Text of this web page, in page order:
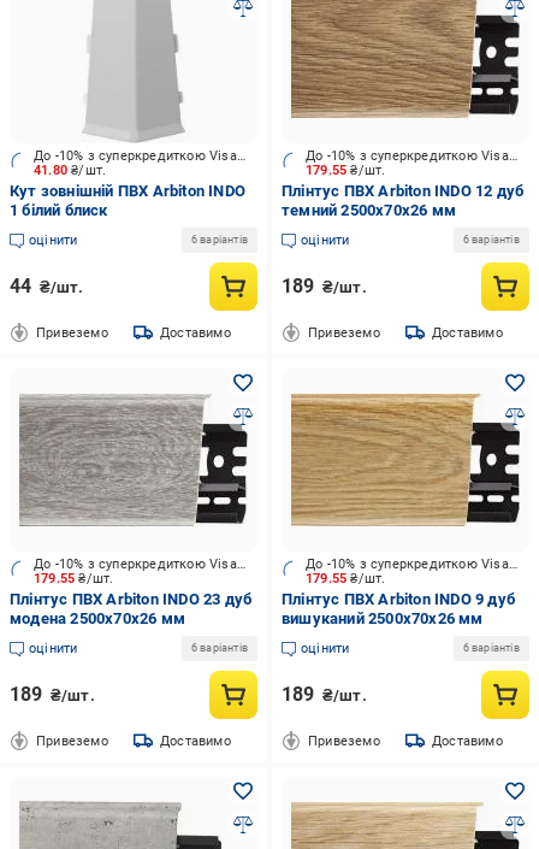
41.80₴/шт.
До -10% з суперкредиткою Visa Вигода
Кут зовнішній ПВХ Arbiton INDO
1 білий блиск
оцінити 6 варіантів
44 ₴/шт.
Привеземо Доставимо
179.55₴/шт.
До -10% з суперкредиткою Visa Вигода
Плінтус ПВХ Arbiton INDO 12 дуб
темний 2500х70x26 мм
оцінити 6 варіантів
189 ₴/шт.
Привеземо Доставимо
179.55₴/шт.
До -10% з суперкредиткою Visa Вигода
Плінтус ПВХ Arbiton INDO 23 дуб
модена 2500х70x26 мм
оцінити 6 варіантів
189 ₴/шт.
Привеземо Доставимо
179.55₴/шт.
До -10% з суперкредиткою Visa Вигода
Плінтус ПВХ Arbiton INDO 9 дуб
вишуканий 2500х70x26 мм
оцінити 6 варіантів
189 ₴/шт.
Привеземо Доставимо